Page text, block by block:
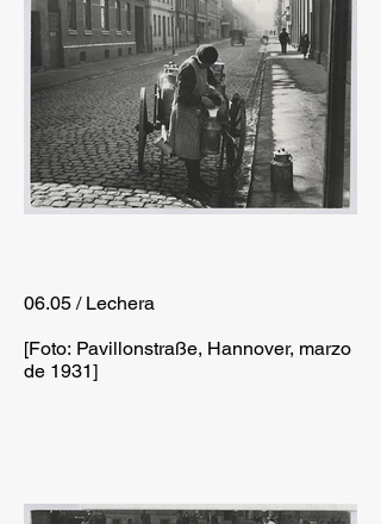
esposas desempleadas sólo reciben
prestaciones de desempleo tras una
exhaustiva comprobación de recursos.
Bajo el decreto de emergencia de junio
de 1932, los desempleados recibían
poco más de diez Reichsmarks a la
semana.
(Wiechers, Hans-Peter, en: Harte
Zeiten. Menschen in Hannover 1930–
1933, Springe 2016)
06.05 / Lechera
[Foto: Pavillonstraße, Hannover, marzo
de 1931]